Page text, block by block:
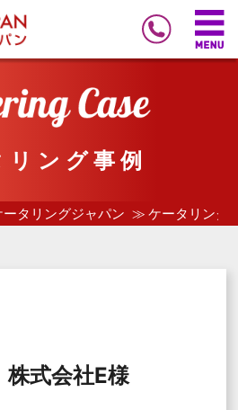
リング事例
タリングジャパン ケータリング
株式会社E様